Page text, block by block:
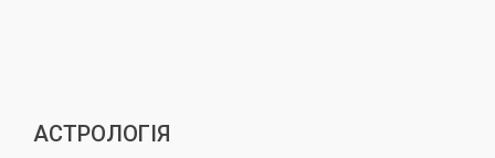
АСТРОЛОГІЯ